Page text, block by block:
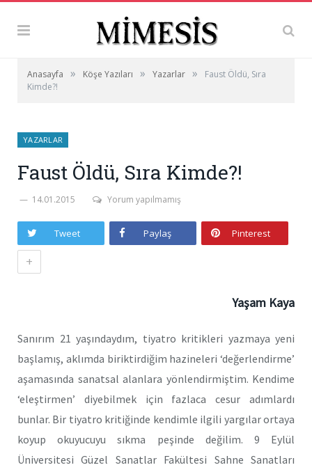
Anasayfa » Köşe Yazıları » Yazarlar »
Faust Öldü, Sıra
Kimde?!
YAZARLAR
Faust Öldü, Sıra Kimde?!
14.01.2015 Yorum yapılmamış
Tweet Paylaş Pinterest
+
Yaşam Kaya
Sanırım 21 yaşındaydım, tiyatro kritikleri yazmaya yeni
başlamış, aklımda biriktirdiğim hazineleri ‘değerlendirme’
aşamasında sanatsal alanlara yönlendirmiştim. Kendime
‘eleştirmen’ diyebilmek için fazlaca cesur adımlardı
bunlar. Bir tiyatro kritiğinde kendimle ilgili yargılar ortaya
koyup okuyucuyu sıkma peşinde değilim. 9 Eylül
Üniversitesi Güzel Sanatlar Fakültesi Sahne Sanatları